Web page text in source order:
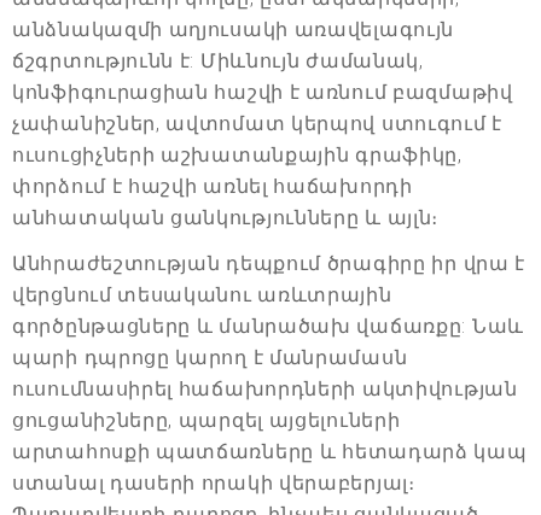
անձնակազմի աղյուսակի առավելագույն
ճշգրտությունն է: Միևնույն ժամանակ,
կոնֆիգուրացիան հաշվի է առնում բազմաթիվ
չափանիշներ, ավտոմատ կերպով ստուգում է
ուսուցիչների աշխատանքային գրաֆիկը,
փորձում է հաշվի առնել հաճախորդի
անհատական ցանկությունները և այլն։
Անհրաժեշտության դեպքում ծրագիրը իր վրա է
վերցնում տեսականու առևտրային
գործընթացները և մանրածախ վաճառքը: Նաև
պարի դպրոցը կարող է մանրամասն
ուսումնասիրել հաճախորդների ակտիվության
ցուցանիշները, պարզել այցելուների
արտահոսքի պատճառները և հետադարձ կապ
ստանալ դասերի որակի վերաբերյալ։